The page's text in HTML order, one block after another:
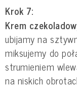
Krok 7:
Krem
ubijamy na
miksujemy do
strumieniem
na niskich